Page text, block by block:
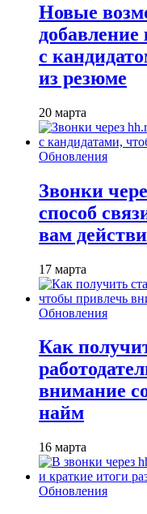
Новые
добавление
с
из резюме
20 марта
Обновления
Звонки
способ
вам
17 марта
Обновления
Как
внимание
найм
16 марта
Обновления